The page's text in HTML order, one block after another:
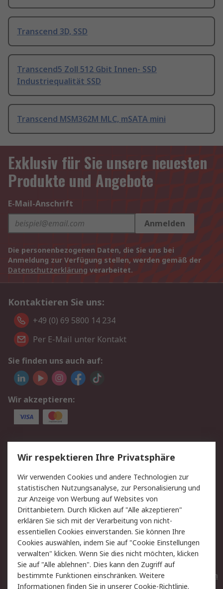
Transcend 3D, SSD
Transcend5 Zoll 512 Gbit Innen- SSD
Industriequalität SSD
Transcend MSM362M MLC, mSATA mini
Exklusiv für Sie unsere neuesten
Produkte und Angebote
E-Mail-Anschrift
Anmelden
Die personenbezogenen Daten, die Sie uns bei
Anmeldung zur Verfügung stellen, werden gemäß der
Datenschutzerklärung verarbeitet.
Kontaktieren Sie uns:
+49 (0) 69 5800 14 234
Per E-Mail unter Kontakt
Sie finden uns auch auf:
Wir akzeptieren:
Service
Value Added Services
Lieferlösungen
Rücksendungen
Kontakt
Hilfe
Privatkunden
Rechtliches
AGB
Datenschutz
Cookie-Richtlinie
Zahlungsbedingungen
Copyright/Impressum
Entsorgung
Elektrogeräte/Batterien
Wir respektieren Ihre Privatsphäre
Wir verwenden Cookies und andere Technologien zur
statistischen Nutzungsanalyse, zur Personalisierung und
zur Anzeige von Werbung auf Websites von
Drittanbietern. Durch Klicken auf "Alle akzeptieren"
erklären Sie sich mit der Verarbeitung von nicht-
essentiellen Cookies einverstanden. Sie können Ihre
Cookies auswählen, indem Sie auf "Cookie Einstellungen
verwalten" klicken. Wenn Sie dies nicht möchten, klicken
Sie auf "Alle ablehnen". Dies kann den Zugriff auf
bestimmte Funktionen einschränken. Weitere
Informationen finden Sie in unsererCookie-Richtlinie.